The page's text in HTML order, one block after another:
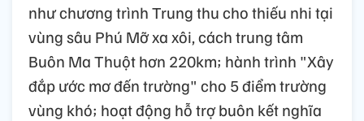
như chương trình Trung thu cho thiếu nhi tại
vùng sâu Phú Mỡ xa xôi, cách trung tâm
Buôn Ma Thuột hơn 220km; hành trình "Xây
đắp ước mơ đến trường" cho 5 điểm trường
vùng khó; hoạt động hỗ trợ buôn kết nghĩa